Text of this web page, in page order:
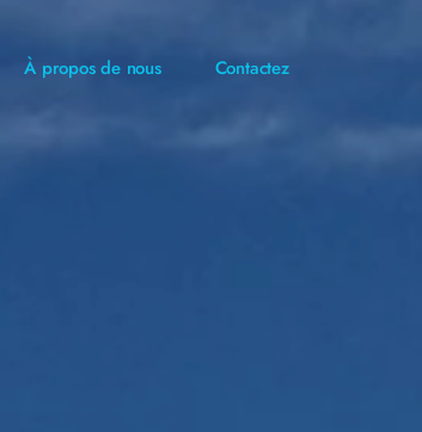
À propos de nous Contactez